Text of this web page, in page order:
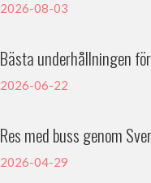
2026-08-03
Bästa underhållningen
2026-06-22
Res med buss genom
2026-04-29